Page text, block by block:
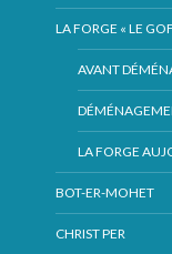
LA FORGE « LE
AVANT
LA FORGE
BOT-ER-MOHET
CHRIST PER